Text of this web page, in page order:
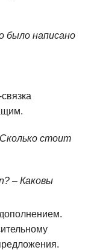
было написано
Сколько стоит
– Каковы